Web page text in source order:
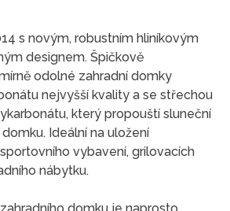
s novým, robustním hliníkovým
designem. Špičkově
odolné zahradní domky
nejvyšší kvality a se střechou
který propouští sluneční
Ideální na uložení
vybavení, grilovacích
nábytku.